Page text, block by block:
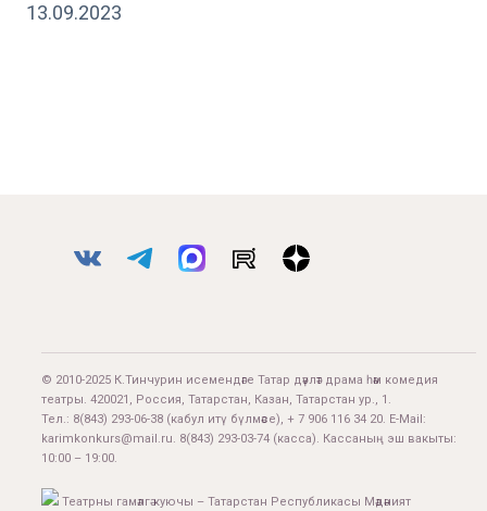
13.09.2023
© 2010-2025 К.Тинчурин исемендәге Татар дәүләт драма һәм комедия
театры. 420021, Россия, Татарстан, Казан, Татарстан ур., 1.
Тел.: 8(843) 293-06-38 (кабул итү бүлмәсе), + 7 906 116 34 20. E-Mail:
karimkonkurs@mail.ru. 8(843) 293-03-74 (касса). Кассаның эш вакыты:
10:00 – 19:00.
Театрны гамәлгә куючы – Татарстан Республикасы Мәдәният